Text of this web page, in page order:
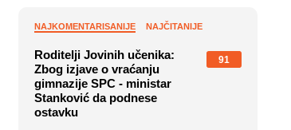
NAJKOMENTARISANIJE NAJČITANIJE
Roditelji Jovinih učenika:
Zbog izjave o vraćanju
gimnazije SPC - ministar
Stanković da podnese
ostavku
91